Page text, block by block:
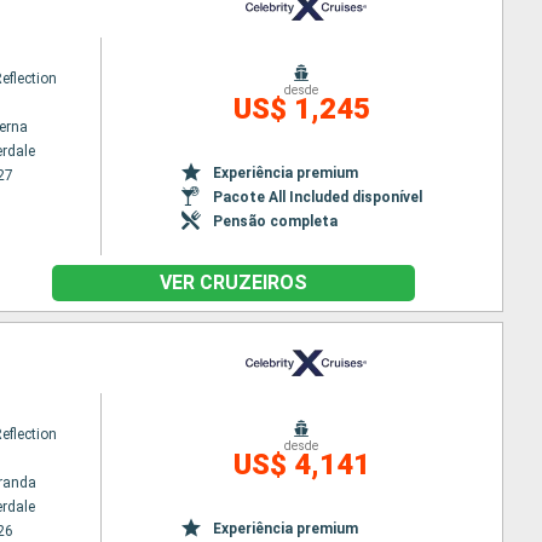
desde
US$ 1,245
Experiência premium
Pacote All Included disponível
Pensão completa
VER CRUZEIROS
desde
US$ 4,141
Experiência premium